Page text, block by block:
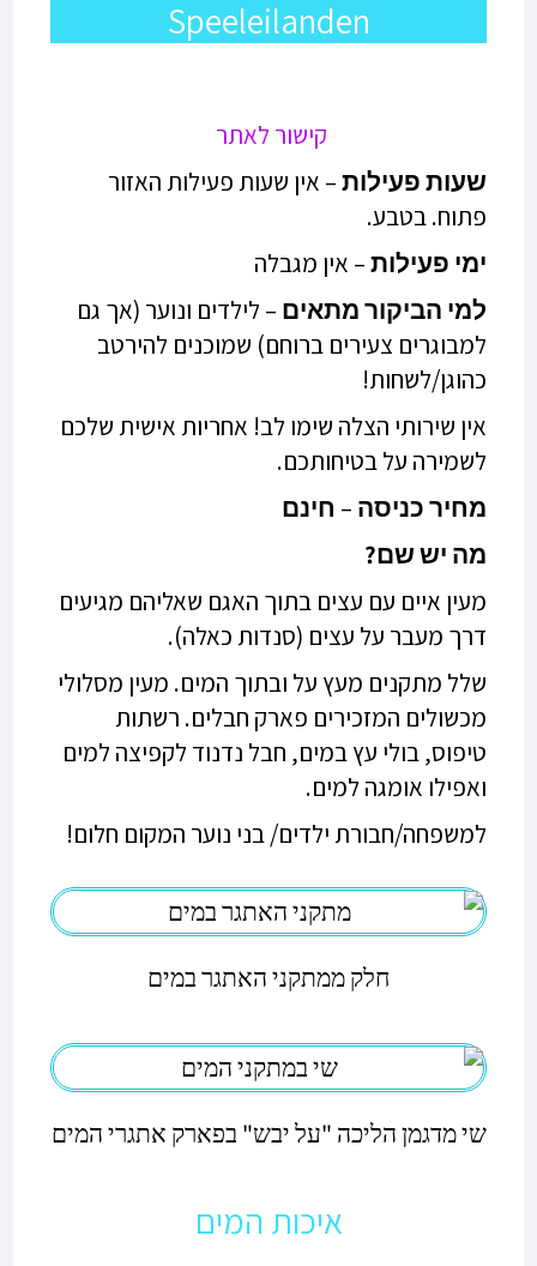
Speeleilanden
קישור לאתר
שעות פעילות– אין שעות פעילות האזור
פתוח. בטבע.
ימי פעילות– אין מגבלה
למי הביקור מתאים – לילדים ונוער (אך גם
למבוגרים צעירים ברוחם) שמוכנים להירטב
כהוגן/לשחות!
אין שירותי הצלה שימו לב! אחריות אישית שלכם
לשמירה על בטיחותכם.
מחיר כניסה – חינם
מה יש שם?
מעין איים עם עצים בתוך האגם שאליהם מגיעים
דרך מעבר על עצים (סנדות כאלה).
שלל מתקנים מעץ על ובתוך המים. מעין מסלולי
מכשולים המזכירים פארק חבלים. רשתות
טיפוס, בולי עץ במים, חבל נדנוד לקפיצה למים
ואפילו אומגה למים.
למשפחה/חבורת ילדים/ בני נוער המקום חלום!
חלק ממתקני האתגר במים
שי מדגמן הליכה "על יבש" בפארק אתגרי המים
איכות המים